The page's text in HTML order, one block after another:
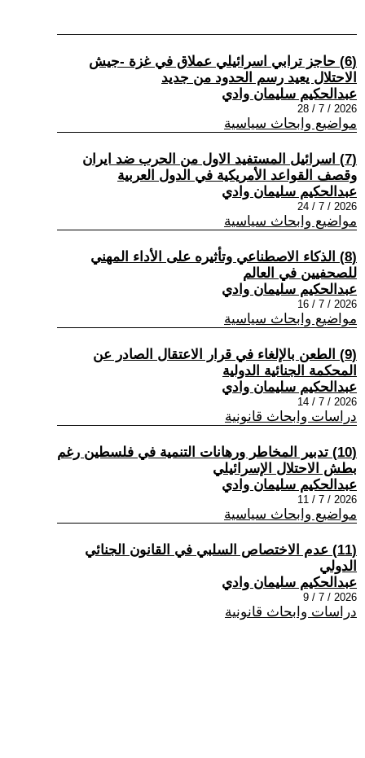
(6) حاجز ترابي اسرائيلي عملاق في غزة -جيش
الاحتلال يعيد رسم الحدود من جديد
عبدالحكيم سليمان وادي
2026 / 7 / 28
مواضيع وابحاث سياسية
(7) اسرائيل المستفيد الاول من الحرب ضد ايران
وقصف القواعد الأمريكية في الدول العربية
عبدالحكيم سليمان وادي
2026 / 7 / 24
مواضيع وابحاث سياسية
(8) الذكاء الاصطناعي وتأثيره على الأداء المهني
للصحفيين في العالم
عبدالحكيم سليمان وادي
2026 / 7 / 16
مواضيع وابحاث سياسية
(9) الطعن بالإلغاء في قرار الاعتقال الصادر عن
المحكمة الجنائية الدولية
عبدالحكيم سليمان وادي
2026 / 7 / 14
دراسات وابحاث قانونية
(10) تدبير المخاطر ورهانات التنمية في فلسطين رغم
بطش الاحتلال الإسرائيلي
عبدالحكيم سليمان وادي
2026 / 7 / 11
مواضيع وابحاث سياسية
(11) عدم الاختصاص السلبي في القانون الجنائي
الدولي
عبدالحكيم سليمان وادي
2026 / 7 / 9
دراسات وابحاث قانونية